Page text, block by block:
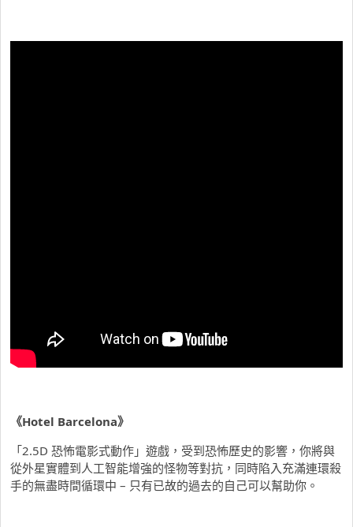
《Hotel Barcelona》
「2.5D 恐怖電影式動作」遊戲，受到恐怖歷史的影響，你將與
從外星實體到人工智能增強的怪物等對抗，同時陷入充滿連環殺
手的無盡時間循環中 – 只有已故的過去的自己可以幫助你。